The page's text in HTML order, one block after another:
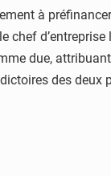
à
chef
due,
des deux